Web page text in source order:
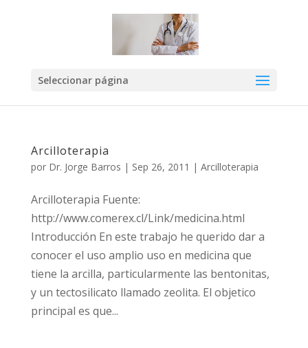
Seleccionar página
Arcilloterapia
por Dr. Jorge Barros | Sep 26, 2011 | Arcilloterapia
Arcilloterapia Fuente:
http://www.comerex.cl/Link/medicina.html
Introducción En este trabajo he querido dar a
conocer el uso amplio uso en medicina que
tiene la arcilla, particularmente las bentonitas,
y un tectosilicato llamado zeolita. El objetico
principal es que...